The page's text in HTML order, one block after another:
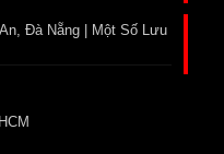
Đà Nẵng | Một Số Lưu